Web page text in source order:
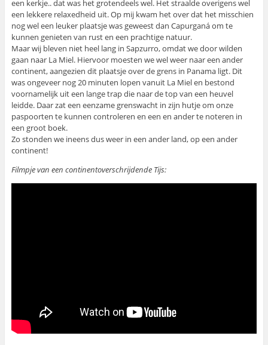
een kerkje.. dat was het grotendeels wel. Het straalde overigens wel
een lekkere relaxedheid uit. Op mij kwam het over dat het misschien
nog wel een leuker plaatsje was geweest dan Capurganá om te
kunnen genieten van rust en een prachtige natuur.
Maar wij bleven niet heel lang in Sapzurro, omdat we door wilden
gaan naar La Miel. Hiervoor moesten we wel weer naar een ander
continent, aangezien dit plaatsje over de grens in Panama ligt. Dit
was ongeveer nog 20 minuten lopen vanuit La Miel en bestond
voornamelijk uit een lange trap die naar de top van een heuvel
leidde. Daar zat een eenzame grenswacht in zijn hutje om onze
paspoorten te kunnen controleren en een en ander te noteren in
een groot boek.
Zo stonden we ineens dus weer in een ander land, op een ander
continent!
Filmpje van een continentoverschrijdende Tijs: